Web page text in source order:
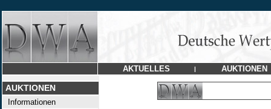
AKTUELLES | AUKTIONEN
AUKTIONEN
Informationen